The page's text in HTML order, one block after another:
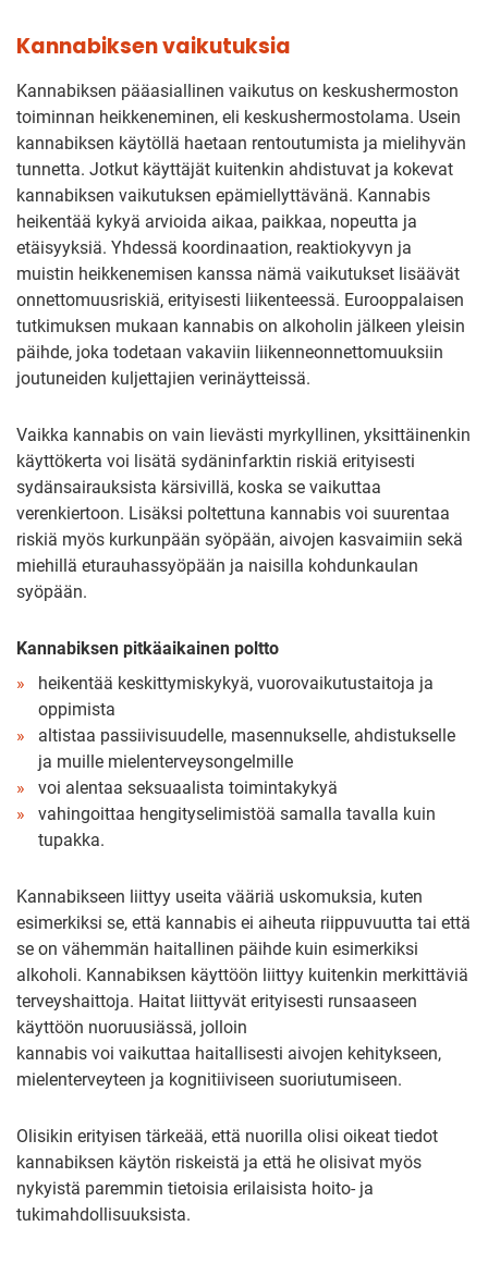
Kannabiksen vaikutuksia
Kannabiksen pääasiallinen vaikutus on keskushermoston
toiminnan heikkeneminen, eli keskushermostolama. Usein
kannabiksen käytöllä haetaan rentoutumista ja mielihyvän
tunnetta. Jotkut käyttäjät kuitenkin ahdistuvat ja kokevat
kannabiksen vaikutuksen epämiellyttävänä. Kannabis
heikentää kykyä arvioida aikaa, paikkaa, nopeutta ja
etäisyyksiä. Yhdessä koordinaation, reaktiokyvyn ja
muistin heikkenemisen kanssa nämä vaikutukset lisäävät
onnettomuusriskiä, erityisesti liikenteessä. Eurooppalaisen
tutkimuksen mukaan kannabis on alkoholin jälkeen yleisin
päihde, joka todetaan vakaviin liikenneonnettomuuksiin
joutuneiden kuljettajien verinäytteissä.
Vaikka kannabis on vain lievästi myrkyllinen, yksittäinenkin
käyttökerta voi lisätä sydäninfarktin riskiä erityisesti
sydänsairauksista kärsivillä, koska se vaikuttaa
verenkiertoon. Lisäksi poltettuna kannabis voi suurentaa
riskiä myös kurkunpään syöpään, aivojen kasvaimiin sekä
miehillä eturauhassyöpään ja naisilla kohdunkaulan
syöpään.
Kannabiksen pitkäaikainen poltto
heikentää keskittymiskykyä, vuorovaikutustaitoja ja
oppimista
altistaa passiivisuudelle, masennukselle, ahdistukselle
ja muille mielenterveysongelmille
voi alentaa seksuaalista toimintakykyä
vahingoittaa hengityselimistöä samalla tavalla kuin
tupakka.
Kannabikseen liittyy useita vääriä uskomuksia, kuten
esimerkiksi se, että kannabis ei aiheuta riippuvuutta tai että
se on vähemmän haitallinen päihde kuin esimerkiksi
alkoholi. Kannabiksen käyttöön liittyy kuitenkin merkittäviä
terveyshaittoja. Haitat liittyvät erityisesti runsaaseen
käyttöön nuoruusiässä, jolloin
kannabis voi vaikuttaa haitallisesti aivojen kehitykseen,
mielenterveyteen ja kognitiiviseen suoriutumiseen.
Olisikin erityisen tärkeää, että nuorilla olisi oikeat tiedot
kannabiksen käytön riskeistä ja että he olisivat myös
nykyistä paremmin tietoisia erilaisista hoito- ja
tukimahdollisuuksista.